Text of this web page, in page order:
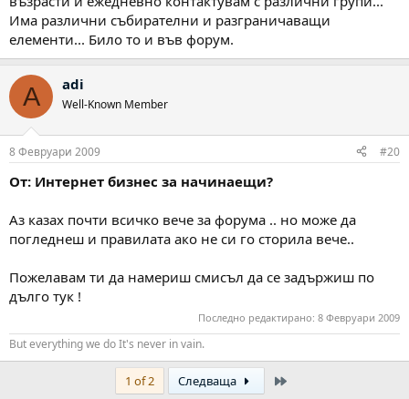
Има различни събирателни и разграничаващи
елементи... Било то и във форум.
A adi
Well-Known Member
8 Февруари 2009 #20
От: Интернет бизнес за начинаещи?
Аз казах почти всичко вече за форума .. но може да
погледнеш и правилата ако не си го сторила вече..
Пожелавам ти да намериш смисъл да се задържиш по
дълго тук !
Последно редактирано: 8 Февруари 2009
But everything we do It's never in vain.
1 of 2 Следваща